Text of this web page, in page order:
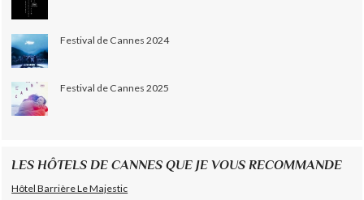
Festival de Cannes 2024
Festival de Cannes 2025
LES HÔTELS DE CANNES QUE JE VOUS RECOMMANDE
Hôtel Barrière Le Majestic